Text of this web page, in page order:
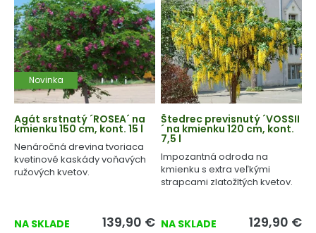
Novinka
Agát srstnatý ´ROSEA´ na
kmienku 150 cm, kont. 15 l
Nenáročná drevina tvoriaca
kvetinové kaskády voňavých
ružových kvetov.
NA SKLADE 139,90 €
Štedrec previsnutý ´VOSSII
´ na kmienku 120 cm, kont.
7,5 l
Impozantná odroda na
kmienku s extra veľkými
strapcami zlatožltých kvetov.
NA SKLADE 129,90 €